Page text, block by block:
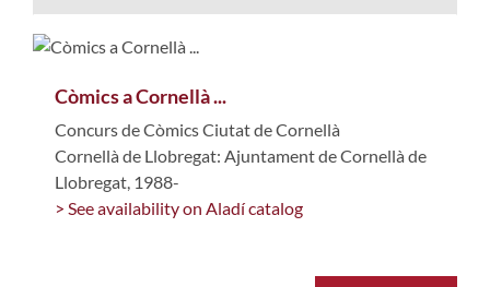
Còmics a Cornellà ...
Concurs de Còmics Ciutat de Cornellà
Cornellà de Llobregat: Ajuntament de Cornellà de
Llobregat, 1988-
> See availability on Aladí catalog